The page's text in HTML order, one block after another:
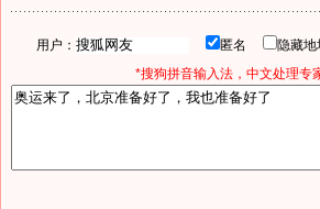
用户： 匿名 隐藏
*搜狗拼音输入法，中文处理专